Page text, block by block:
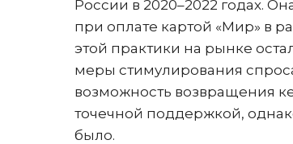
России в 2020–2022 годах.
при оплате картой «Мир» в
этой практики на рынке
меры стимулирования
возможность возвращения
точечной поддержкой,
было.